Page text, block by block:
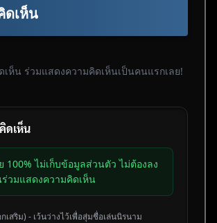
ดเห็น
เห็น ร่วมแสดงความคิดเห็นเป็นคนแรกเลย!
ดเห็น
100% ไม่เก็บข้อมูลส่วนตัว ไม่ต้องลง
ร่วมแสดงความคิดเห็น
เสริม) - เว้นว่างไว้เพื่อสุ่มชื่อเล่นนิรนาม